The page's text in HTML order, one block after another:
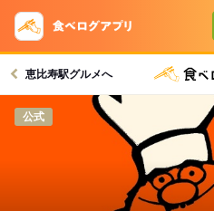
恵比寿駅グルメへ
公式